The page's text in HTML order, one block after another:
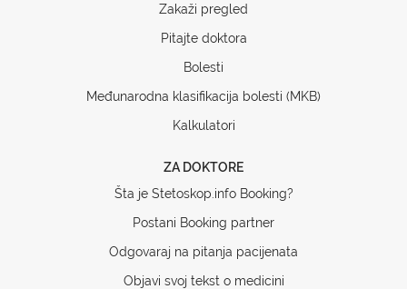
Zakaži pregled
Pitajte doktora
Bolesti
Međunarodna klasifikacija bolesti (MKB)
Kalkulatori
ZA DOKTORE
Šta je Stetoskop.info Booking?
Postani Booking partner
Odgovaraj na pitanja pacijenata
Objavi svoj tekst o medicini